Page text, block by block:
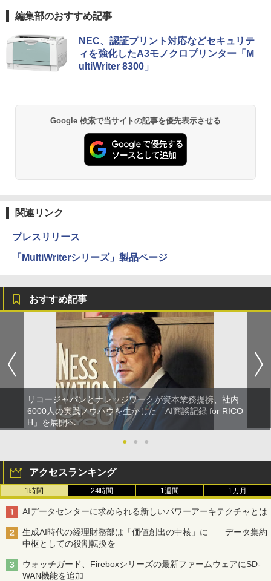
編集部のおすすめ記事
NEC、認証プリント対応などセキュリテ
ィを強化したA3モノクロプリンター「M
ultiWriter 8300」
Google 検索で当サイトの記事を優先表示させる
関連リンク
プレスリリース
「MultiWriterシリーズ」製品ページ
おすすめ記事
リコージャパンとナレッジワークが資本業務提携、社内
6000人の実践ノウハウを生かした「AI商談記録 for RICO
H」を展開へ
●
● ●
アクセスランキング
1時間 24時間 1週間 1カ月
AIデータセンターに求められる新しいパワーアーキテクチャとは
生成AI時代の経理財務部は「価値創出の中核」に――データ集約
中枢としての役割転換を
ウォッチガード、Fireboxシリーズの最新ファームウェアにSD-
WAN機能を追加